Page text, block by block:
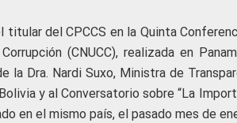
del CPCCS en la Quinta
(CNUCC), realizada en
la Dra. Nardi Suxo, Ministra de
y al Conversatorio sobre “La
en el mismo país, el pasado mes de